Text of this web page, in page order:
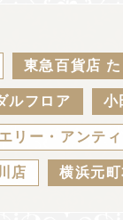
東急百貨店
ルフロア 小
リー・アンテ
店 横浜元